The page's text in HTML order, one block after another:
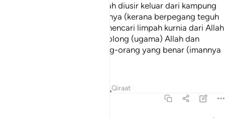
fakir yang berhijrah, yang telah diusir keluar dari kampung
halamannya dan harta bendanya (kerana berpegang teguh
kepada ajaran Islam), untuk mencari limpah kurnia dari Allah
dan keredaanNya, serta menolong (ugama) Allah dan
RasulNya; mereka itulah orang-orang yang benar (imannya
Qiraat